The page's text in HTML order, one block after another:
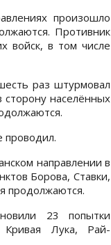
произошло
Противник
войск, в том числе
раз штурмовал
населённых
проводил.
направлении в
Борова, Ставки,
продолжаются.
23 попытки
Кривая Лука, Рай-